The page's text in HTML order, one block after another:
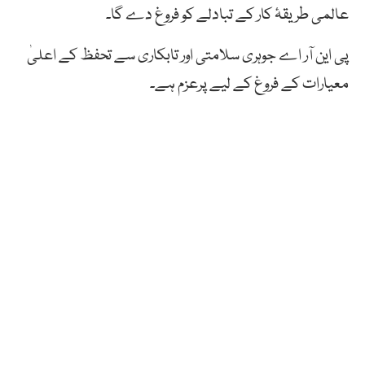
عالمی طریقۂ کار کے تبادلے کو فروغ دے گا۔
پی این آر اے جوہری سلامتی اور تابکاری سے تحفظ کے اعلیٰ
معیارات کے فروغ کے لیے پرعزم ہے۔